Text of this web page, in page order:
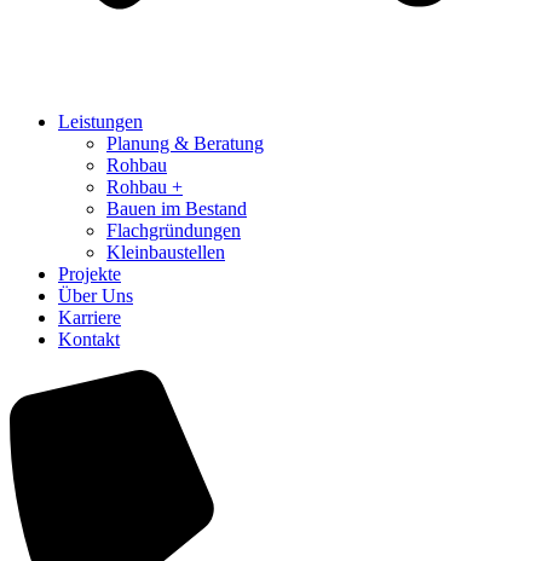
Leistungen
Planung & Beratung
Rohbau
Rohbau +
Bauen im Bestand
Flachgründungen
Kleinbaustellen
Projekte
Über Uns
Karriere
Kontakt